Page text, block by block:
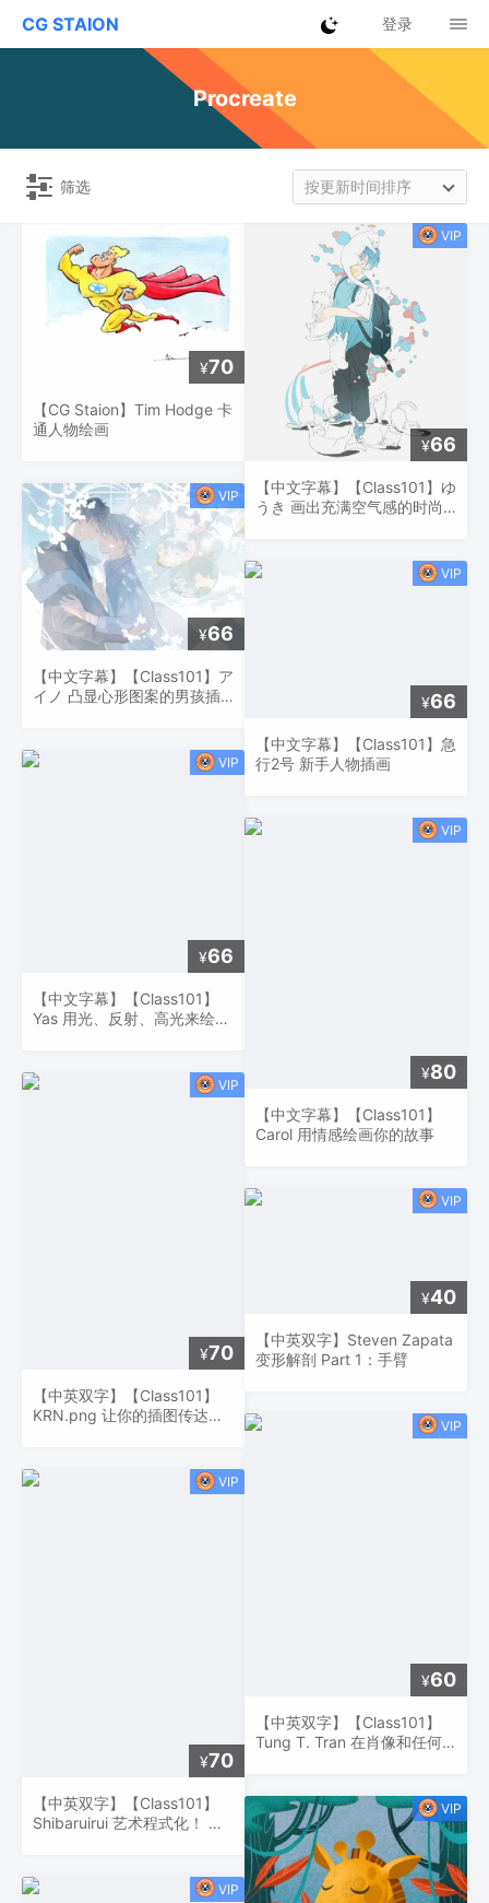
CG STAION 登录
Procreate
筛选 按更新时间排序
¥70
【CG Staion】Tim Hodge 卡
通人物绘画
¥66
【中文字幕】【Class101】ア
イノ 凸显心形图案的男孩插
¥66
【中文字幕】【Class101】
Yas 用光、反射、高光来绘
¥70
【中英双字】【Class101】
KRN.png 让你的插图传达强
¥70
【中英双字】【Class101】
Shibaruirui 艺术程式化！ 强
¥66
【中文字幕】【Class101】ゆ
うき 画出充满空气感的时尚
¥66
【中文字幕】【Class101】急
行2号 新手人物插画
¥80
【中文字幕】【Class101】
Carol 用情感绘画你的故事
¥40
【中英双字】Steven Zapata
变形解剖 Part 1：手臂
¥60
【中英双字】【Class101】
Tung T. Tran 在肖像和任何